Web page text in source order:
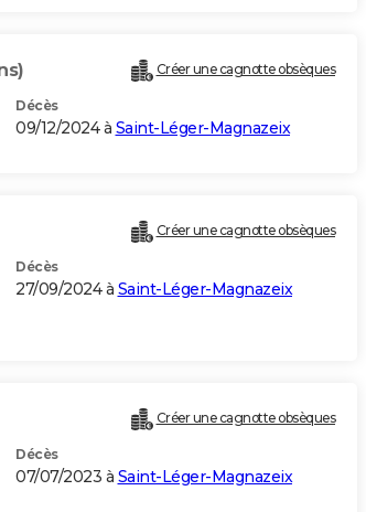
Créer une cagnotte obsèques
Décès
09/12/2024 à Saint-Léger-Magnazeix
Créer une cagnotte obsèques
Décès
27/09/2024 à Saint-Léger-Magnazeix
Créer une cagnotte obsèques
Décès
07/07/2023 à Saint-Léger-Magnazeix